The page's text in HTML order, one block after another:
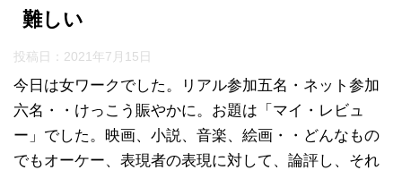
難しい
投稿日： 2021年7月15日
今日は女ワークでした。リアル参加五名・ネット参加
六名・・けっこう賑やかに。お題は「マイ・レビュ
ー」でした。映画、小説、音楽、絵画・・どんなもの
でもオーケー、表現者の表現に対して、論評し、それ